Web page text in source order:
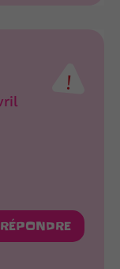
RÉPONDRE